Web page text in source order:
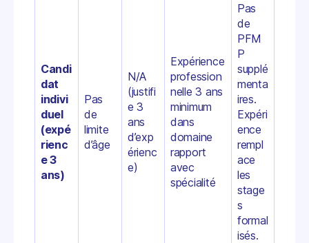
Candi
dat
indivi
duel
(expé
rienc
e 3
ans)
Pas
de
limite
d’âge
N/A
(justifi
e 3
ans
d’exp
érienc
e)
Expérience
profession
nelle 3 ans
minimum
dans
domaine
rapport
avec
spécialité
Pas
de
PFM
P
supplé
menta
ires.
Expéri
ence
rempl
ace
les
stage
s
formal
isés.